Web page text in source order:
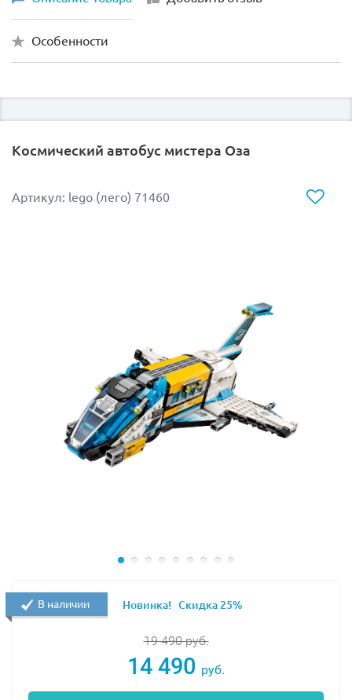
Особенности
Космический автобус мистера Оза
Артикул: lego (лего) 71460
19 490руб.
14 490 руб.
В наличии Новинка! Скидка 25%